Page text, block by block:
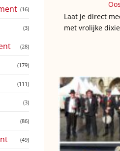
(16)
(3)
(28)
(179)
(111)
(3)
(86)
(49)
Laat je direct
met vrolijke